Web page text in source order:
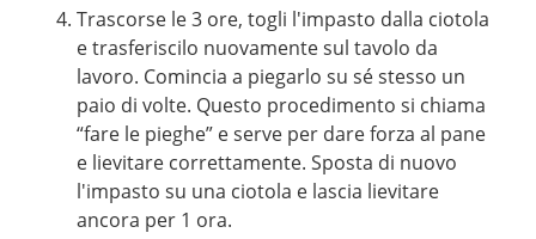
Trascorse le 3 ore, togli l'impasto dalla ciotola
e trasferiscilo nuovamente sul tavolo da
lavoro. Comincia a piegarlo su sé stesso un
paio di volte. Questo procedimento si chiama
“fare le pieghe” e serve per dare forza al pane
e lievitare correttamente. Sposta di nuovo
l'impasto su una ciotola e lascia lievitare
ancora per 1 ora.